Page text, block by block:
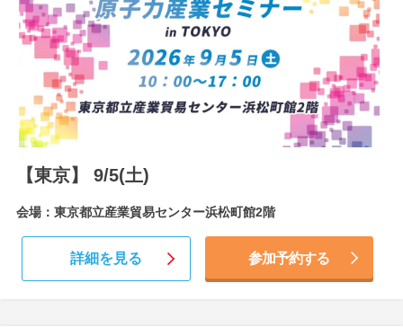
【東京】 9/5(土)
会場：東京都立産業貿易センター浜松町館2階
詳細を見る 参加予約する